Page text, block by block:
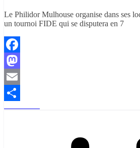
Le Philidor Mulhouse organise dans ses
un tournoi FIDE qui se disputera en 7
Facebook
Mastodon
Email
Partager